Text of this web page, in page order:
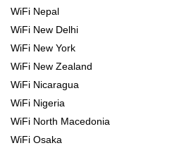
WiFi Nepal
WiFi New Delhi
WiFi New York
WiFi New Zealand
WiFi Nicaragua
WiFi Nigeria
WiFi North Macedonia
WiFi Osaka